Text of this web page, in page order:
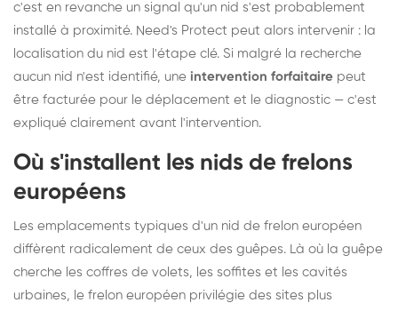
c'est en revanche un signal qu'un nid s'est probablement
installé à proximité. Need's Protect peut alors intervenir : la
localisation du nid est l'étape clé. Si malgré la recherche
aucun nid n'est identifié, une intervention forfaitaire peut
être facturée pour le déplacement et le diagnostic — c'est
expliqué clairement avant l'intervention.
Où s'installent les nids de frelons
européens
Les emplacements typiques d'un nid de frelon européen
diffèrent radicalement de ceux des guêpes. Là où la guêpe
cherche les coffres de volets, les soffites et les cavités
urbaines, le frelon européen privilégie des sites plus